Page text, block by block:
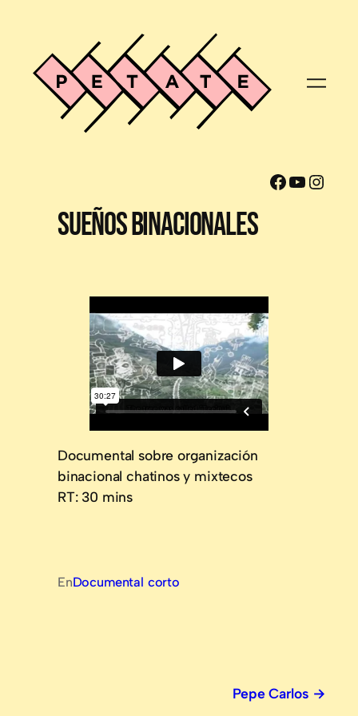
Facebook YouTube Instagram
Sueños Binacionales
Documental sobre organización
binacional chatinos y mixtecos
RT: 30 mins
EnDocumental corto
Pepe Carlos